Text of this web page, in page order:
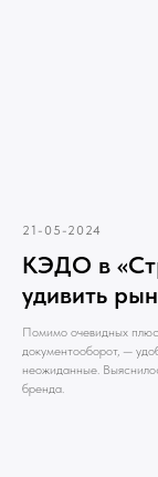
21-05-2024
КЭДО в
удивить
Помимо очевидных
документооборот, —
неожиданные.
бренда.